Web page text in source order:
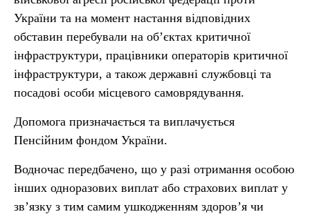
України та на момент настання відповідних
обставин перебували на об’єктах критичної
інфраструктури, працівники операторів критичної
інфраструктури, а також державні службовці та
посадові особи місцевого самоврядування.
Допомога призначається та виплачується
Пенсійним фондом України.
Водночас передбачено, що у разі отримання особою
інших одноразових виплат або страхових виплат у
зв’язку з тим самим ушкодженням здоров’я чи